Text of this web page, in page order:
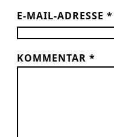
E-MAIL-ADRESSE *
KOMMENTAR *